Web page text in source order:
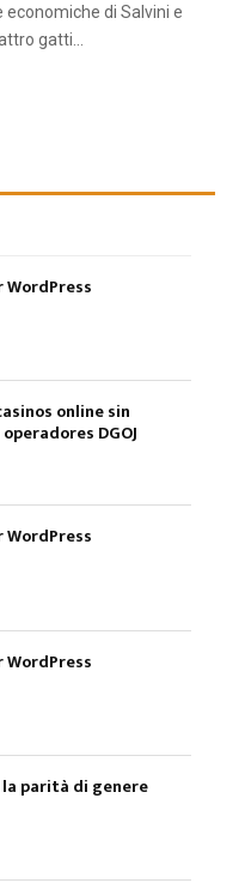
di Salvini e
gatti...
WordPress
online sin
DGOJ
WordPress
WordPress
la parità di genere